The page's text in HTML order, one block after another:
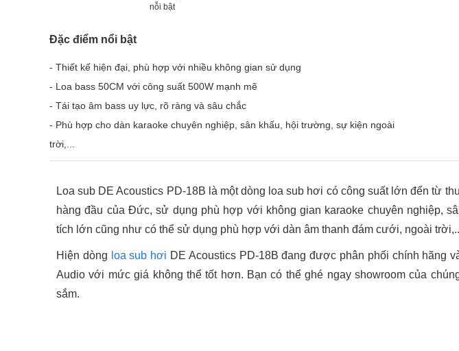
nỗi bật
Đặc điểm nổi bật
- Thiết kế hiện đại, phù hợp với nhiều không gian sử dụng
- Loa bass 50CM với công suất 500W mạnh mẽ
- Tái tạo âm bass uy lực, rõ ràng và sâu chắc
- Phù hợp cho dàn karaoke chuyên nghiệp, sân khấu, hội trường, sự kiện ngoài
trời,...
Loa sub DE Acoustics PD-18B là một dòng loa sub hơi có công suất lớn đến từ
hàng đầu của Đức, sử dụng phù hợp với không gian karaoke chuyên nghiệp,
tích lớn cũng như có thể sử dụng phù hợp với dàn âm thanh đám cưới, ngoài
Hiện dòng loa sub hơi DE Acoustics PD-18B đang được phân phối chính hãng
Audio với mức giá không thể tốt hơn. Bạn có thể ghé ngay showroom của
sắm.